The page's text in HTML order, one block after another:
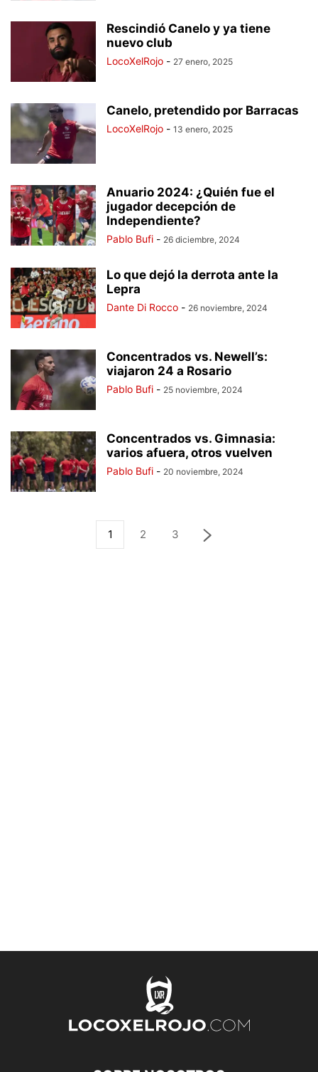
Rescindió Canelo y ya tiene
nuevo club
LocoXelRojo - 27 enero, 2025
Canelo, pretendido por Barracas
LocoXelRojo - 13 enero, 2025
Anuario 2024: ¿Quién fue el
jugador decepción de
Independiente?
Pablo Bufi - 26 diciembre, 2024
Lo que dejó la derrota ante la
Lepra
Dante Di Rocco - 26 noviembre, 2024
Concentrados vs. Newell’s:
viajaron 24 a Rosario
Pablo Bufi - 25 noviembre, 2024
Concentrados vs. Gimnasia:
varios afuera, otros vuelven
Pablo Bufi - 20 noviembre, 2024
1 2 3